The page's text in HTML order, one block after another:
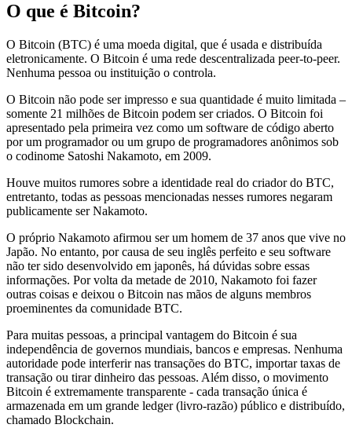
O que é Bitcoin?
O Bitcoin (BTC) é uma moeda digital, que é usada e distribuída
eletronicamente. O Bitcoin é uma rede descentralizada peer-to-peer.
Nenhuma pessoa ou instituição o controla.
O Bitcoin não pode ser impresso e sua quantidade é muito limitada –
somente 21 milhões de Bitcoin podem ser criados. O Bitcoin foi
apresentado pela primeira vez como um software de código aberto
por um programador ou um grupo de programadores anônimos sob
o codinome Satoshi Nakamoto, em 2009.
Houve muitos rumores sobre a identidade real do criador do BTC,
entretanto, todas as pessoas mencionadas nesses rumores negaram
publicamente ser Nakamoto.
O próprio Nakamoto afirmou ser um homem de 37 anos que vive no
Japão. No entanto, por causa de seu inglês perfeito e seu software
não ter sido desenvolvido em japonês, há dúvidas sobre essas
informações. Por volta da metade de 2010, Nakamoto foi fazer
outras coisas e deixou o Bitcoin nas mãos de alguns membros
proeminentes da comunidade BTC.
Para muitas pessoas, a principal vantagem do Bitcoin é sua
independência de governos mundiais, bancos e empresas. Nenhuma
autoridade pode interferir nas transações do BTC, importar taxas de
transação ou tirar dinheiro das pessoas. Além disso, o movimento
Bitcoin é extremamente transparente - cada transação única é
armazenada em um grande ledger (livro-razão) público e distribuído,
chamado Blockchain.